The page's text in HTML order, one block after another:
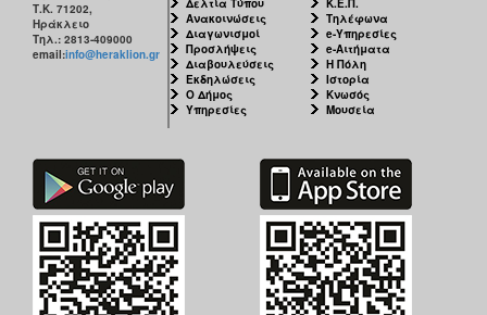
Τ.Κ. 71202,
Ηράκλειο
Τηλ.: 2813-409000
email:info@heraklion.gr
Ανακοινώσεις
Διαγωνισμοί
Προσλήψεις
Διαβουλεύσεις
Εκδηλώσεις
Ο Δήμος
Υπηρεσίες
Τηλέφωνα
e-Υπηρεσίες
e-Αιτήματα
Η Πόλη
Ιστορία
Κνωσός
Μουσεία